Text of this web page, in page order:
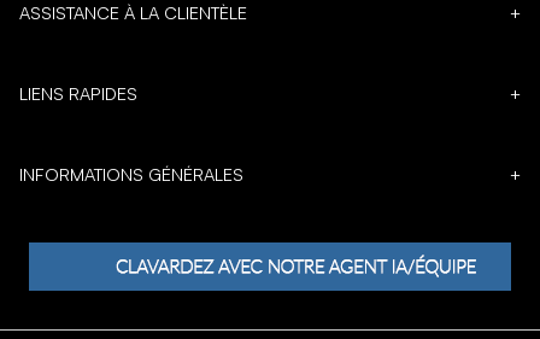
ASSISTANCE À LA CLIENTÈLE +
LIENS RAPIDES +
INFORMATIONS GÉNÉRALES +